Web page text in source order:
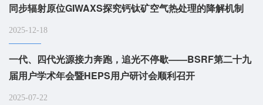
同步辐射原位GIWAXS探究钙钛矿空气热处理的降解机制
2025-12-18
一代、四代光源接力奔跑，追光不停歇——BSRF第二十九
届用户学术年会暨HEPS用户研讨会顺利召开
2025-07-22